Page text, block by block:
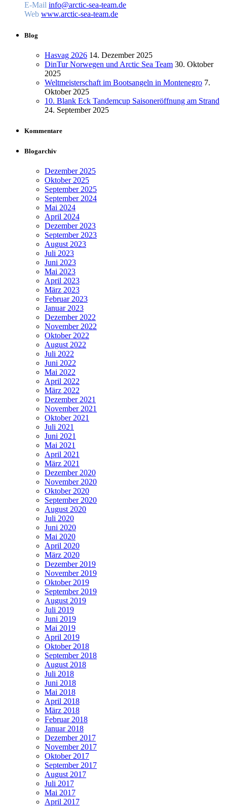
E-Mail info@arctic-sea-team.de
Web www.arctic-sea-team.de
Blog
Hasvag 2026 14. Dezember 2025
DinTur Norwegen und Arctic Sea Team 30. Oktober
2025
Weltmeisterschaft im Bootsangeln in Montenegro 7.
Oktober 2025
10. Blank Eck Tandemcup Saisoneröffnung am Strand
24. September 2025
Kommentare
Blogarchiv
Dezember 2025
Oktober 2025
September 2025
September 2024
Mai 2024
April 2024
Dezember 2023
September 2023
August 2023
Juli 2023
Juni 2023
Mai 2023
April 2023
März 2023
Februar 2023
Januar 2023
Dezember 2022
November 2022
Oktober 2022
August 2022
Juli 2022
Juni 2022
Mai 2022
April 2022
März 2022
Dezember 2021
November 2021
Oktober 2021
Juli 2021
Juni 2021
Mai 2021
April 2021
März 2021
Dezember 2020
November 2020
Oktober 2020
September 2020
August 2020
Juli 2020
Juni 2020
Mai 2020
April 2020
März 2020
Dezember 2019
November 2019
Oktober 2019
September 2019
August 2019
Juli 2019
Juni 2019
Mai 2019
April 2019
Oktober 2018
September 2018
August 2018
Juli 2018
Juni 2018
Mai 2018
April 2018
März 2018
Februar 2018
Januar 2018
Dezember 2017
November 2017
Oktober 2017
September 2017
August 2017
Juli 2017
Mai 2017
April 2017